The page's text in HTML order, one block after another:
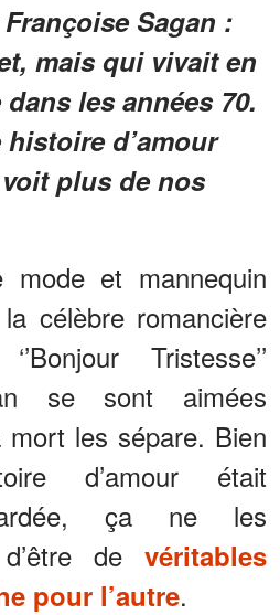
Sagan :
mais qui vivait en
les années 70.
d’amour
plus de nos
mode et mannequin
célèbre romancière
Tristesse’’
se sont aimées
mort les sépare. Bien
d’amour était
ça ne les
de véritables
pour l’autre.